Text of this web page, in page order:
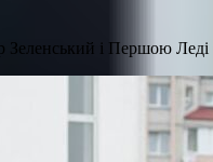
і Першою Леді